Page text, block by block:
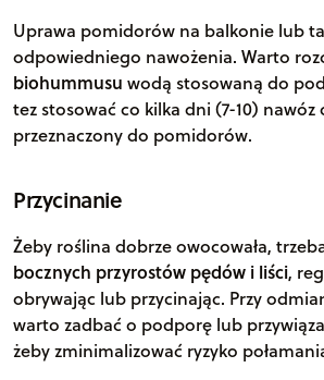
Uprawa pomidorów na balkonie lub
odpowiedniego nawożenia. Warto
biohummusu wodą stosowaną do
tez stosować co kilka dni (7-10)
przeznaczony do pomidorów.
Przycinanie
Żeby roślina dobrze owocowała,
bocznych przyrostów pędów i liści,
obrywając lub przycinając. Przy
warto zadbać o podporę lub
żeby zminimalizować ryzyko